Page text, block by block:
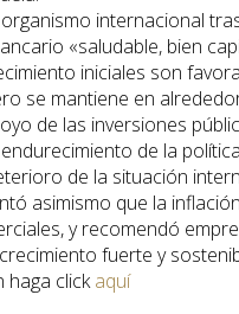
internacional
«saludable, bien
iniciales son
se mantiene en
de las inversiones
de la
de la situación
asimismo que la
y recomendó
fuerte y
haga clickaquí